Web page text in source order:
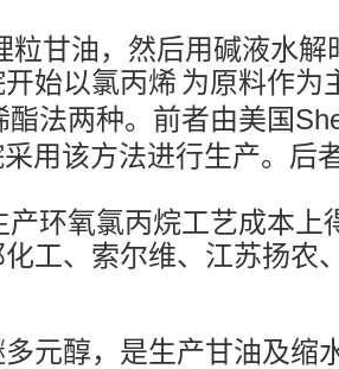
甘油，然后用碱液水
始以氯丙烯 为原料作为
法两种。前者由美国
用该方法进行生产。后
环氧氯丙烷工艺成本
工、索尔维、江苏扬农
元醇，是生产甘油及缩